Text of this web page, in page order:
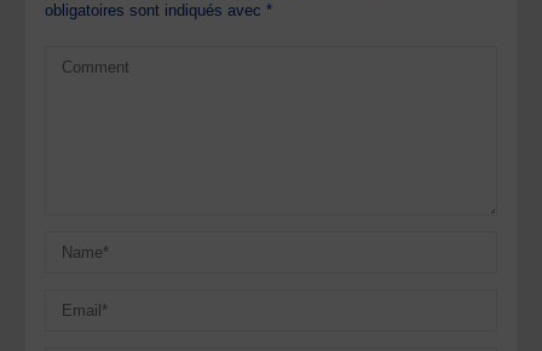
obligatoires sont indiqués avec*